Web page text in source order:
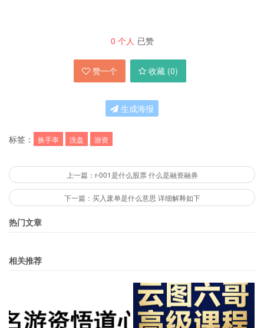
0 个人 已赞
赞一个 收藏 (0)
生成海报
标签： 换手率 洗盘 游资
上一篇：r-001是什么股票 什么是融资融券
下一篇：买入废单是什么意思 详细解释如下
热门文章
相关推荐